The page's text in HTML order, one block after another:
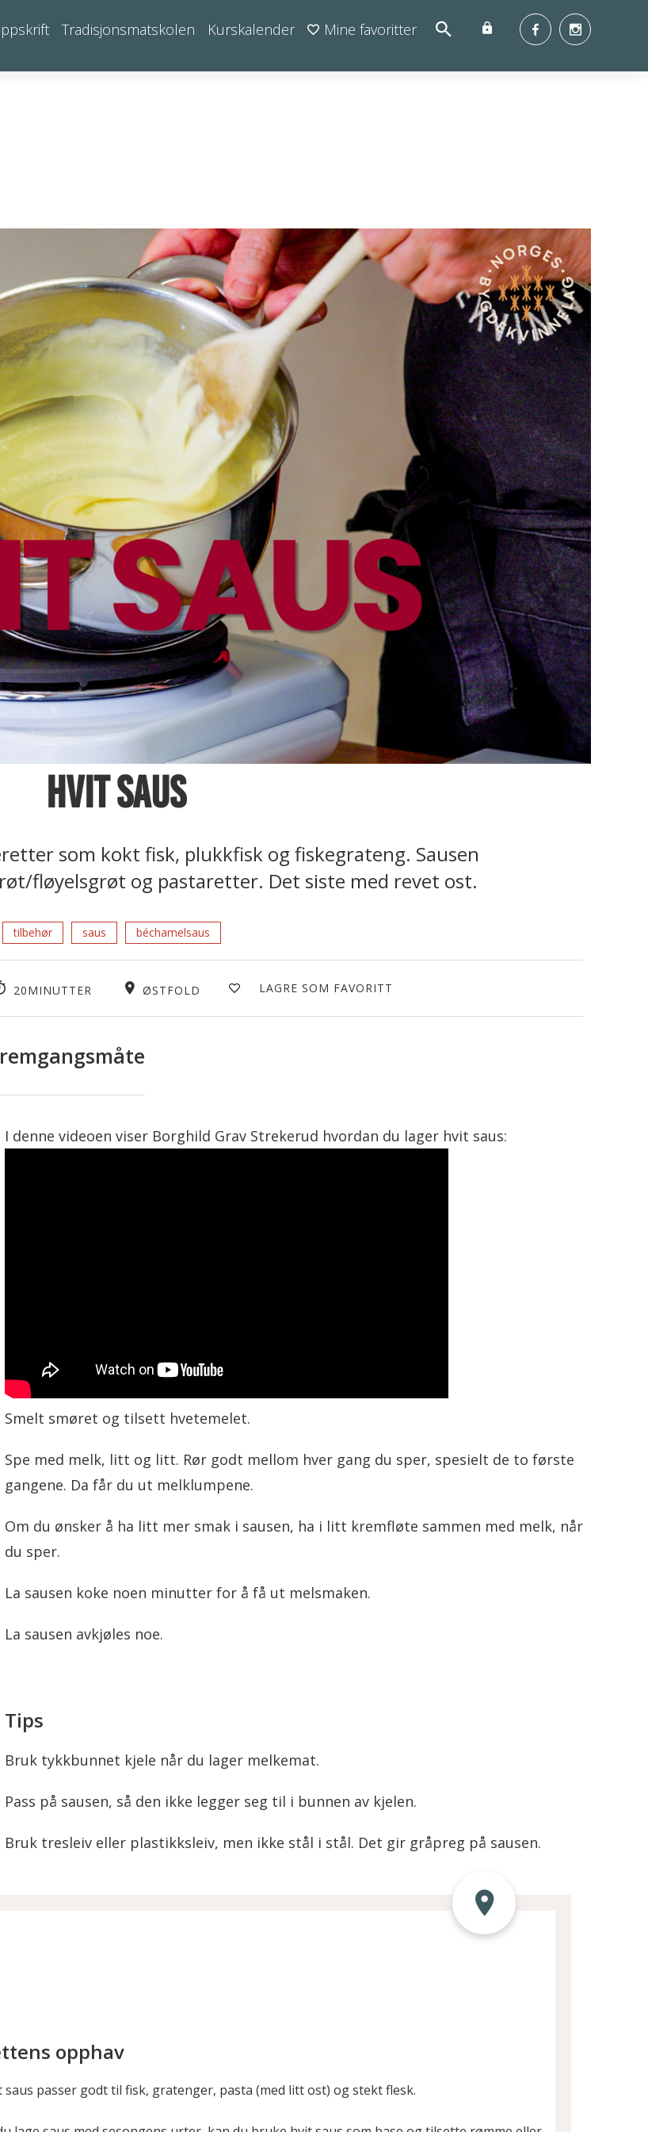
Tradisjonsmatskolen Kurskalender Mine favoritter
Hvit saus
som kokt fisk, plukkfisk og fiskegrateng. Sausen
fløyelsgrøt og pastaretter. Det siste med revet ost.
tilbehør saus béchamelsaus
20MINUTTER ØSTFOLD LAGRE SOM FAVORITT
I denne videoen viser Borghild Grav Strekerud hvordan du lager hvit saus:
Smelt smøret og tilsett hvetemelet.
Spe med melk, litt og litt. Rør godt mellom hver gang du sper, spesielt de to første
gangene. Da får du ut melklumpene.
Om du ønsker å ha litt mer smak i sausen, ha i litt kremfløte sammen med melk, når
du sper.
La sausen koke noen minutter for å få ut melsmaken.
La sausen avkjøles noe.
Tips
Bruk tykkbunnet kjele når du lager melkemat.
Pass på sausen, så den ikke legger seg til i bunnen av kjelen.
Bruk tresleiv eller plastikksleiv, men ikke stål i stål. Det gir gråpreg på sausen.
opphav
saus passer godt til fisk, gratenger, pasta (med litt ost) og stekt flesk.